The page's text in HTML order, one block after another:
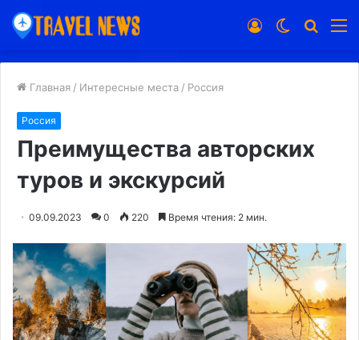
Switch
Войти
Главная / Интересные места / Россия
Россия
Преимущества авторских
туров и экскурсий
09.09.2023 0 220 Время чтения: 2 мин.